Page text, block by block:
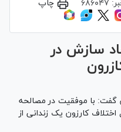
۶۸۶۰۴۷ چاپ
سازش در
با موفقیت در مصالحه
حل اختلاف کارزون یک زندانی از